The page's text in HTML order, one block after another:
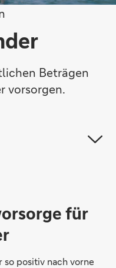
Beträgen
vorsorgen.
für
so positiv nach vorne